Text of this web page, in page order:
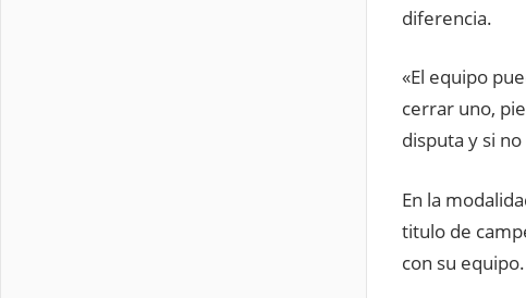
diferencia.
«El equipo
cerrar uno,
disputa y si
En la
titulo de
con su equipo.